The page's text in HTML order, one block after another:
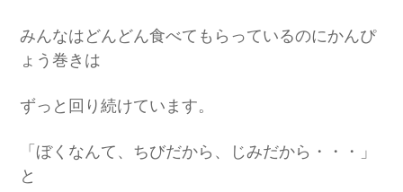
みんなはどんどん食べてもらっているのにかんぴ
ょう巻きは
ずっと回り続けています。
「ぼくなんて、ちびだから、じみだから・・・」
と